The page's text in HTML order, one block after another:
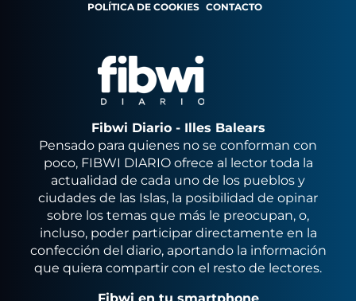
POLÍTICA DE COOKIES CONTACTO
Fibwi Diario - Illes Balears
Pensado para quienes no se conforman con
poco, FIBWI DIARIO ofrece al lector toda la
actualidad de cada uno de los pueblos y
ciudades de las Islas, la posibilidad de opinar
sobre los temas que más le preocupan, o,
incluso, poder participar directamente en la
confección del diario, aportando la información
que quiera compartir con el resto de lectores.